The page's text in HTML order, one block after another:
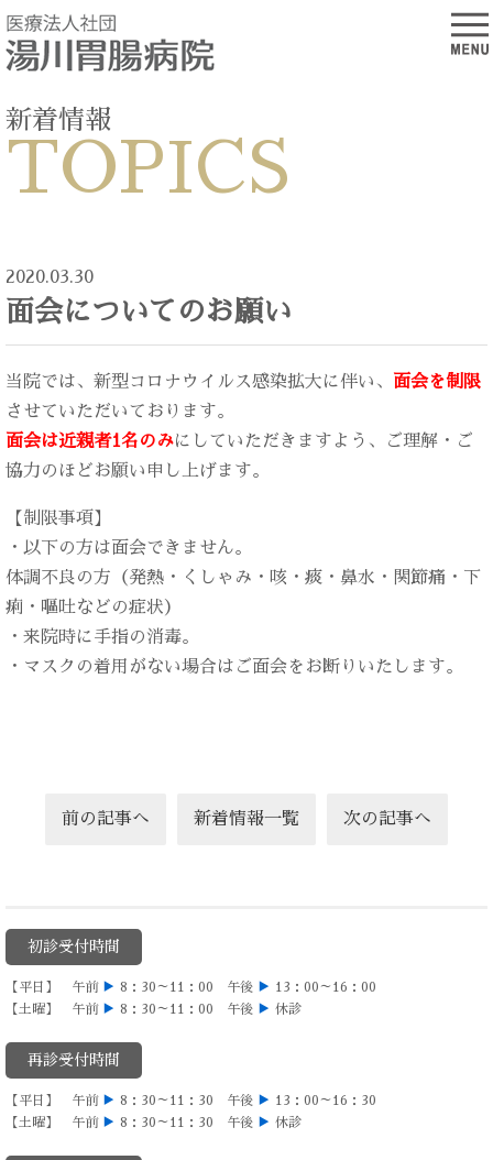
新着情報
TOPICS
2020.03.30
面会についてのお願い
当院では、新型コロナウイルス感染拡大に伴い、
面会を制限
させていただいております。
面会は近親者1名のみにしていただきますよう、ご理解・ご
協力のほどお願い申し上げます。
【制限事項】
・以下の方は面会できません。
体調不良の方（発熱・くしゃみ・咳・痰・鼻水・関節痛・下
痢・嘔吐などの症状）
・来院時に手指の消毒。
・マスクの着用がない場合はご面会をお断りいたします。
前の記事へ 新着情報一覧 次の記事へ
初診受付時間
【平日】 午前▶ 8：30～11：00 午後 ▶ 13：00～16：00
【土曜】 午前▶ 8：30～11：00 午後 ▶ 休診
再診受付時間
【平日】 午前▶ 8：30～11：30 午後 ▶ 13：00～16：30
【土曜】 午前▶ 8：30～11：30 午後 ▶ 休診